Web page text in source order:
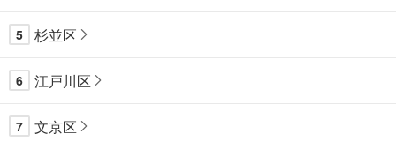
5 杉並区
6 江戸川区
7 文京区